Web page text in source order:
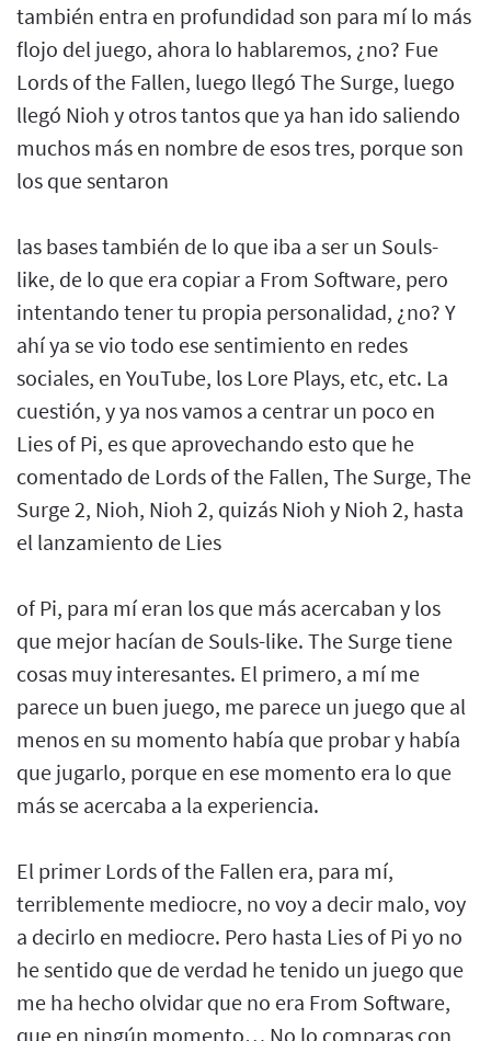
también entra en profundidad son para mí lo más
flojo del juego, ahora lo hablaremos, ¿no? Fue
Lords of the Fallen, luego llegó The Surge, luego
llegó Nioh y otros tantos que ya han ido saliendo
muchos más en nombre de esos tres, porque son
los que sentaron
las bases también de lo que iba a ser un Souls-
like, de lo que era copiar a From Software, pero
intentando tener tu propia personalidad, ¿no? Y
ahí ya se vio todo ese sentimiento en redes
sociales, en YouTube, los Lore Plays, etc, etc. La
cuestión, y ya nos vamos a centrar un poco en
Lies of Pi, es que aprovechando esto que he
comentado de Lords of the Fallen, The Surge, The
Surge 2, Nioh, Nioh 2, quizás Nioh y Nioh 2, hasta
el lanzamiento de Lies
of Pi, para mí eran los que más acercaban y los
que mejor hacían de Souls-like. The Surge tiene
cosas muy interesantes. El primero, a mí me
parece un buen juego, me parece un juego que al
menos en su momento había que probar y había
que jugarlo, porque en ese momento era lo que
más se acercaba a la experiencia.
El primer Lords of the Fallen era, para mí,
terriblemente mediocre, no voy a decir malo, voy
a decirlo en mediocre. Pero hasta Lies of Pi yo no
he sentido que de verdad he tenido un juego que
me ha hecho olvidar que no era From Software,
que en ningún momento… No lo comparas con